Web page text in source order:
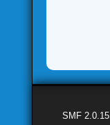
SMF 2.0.15